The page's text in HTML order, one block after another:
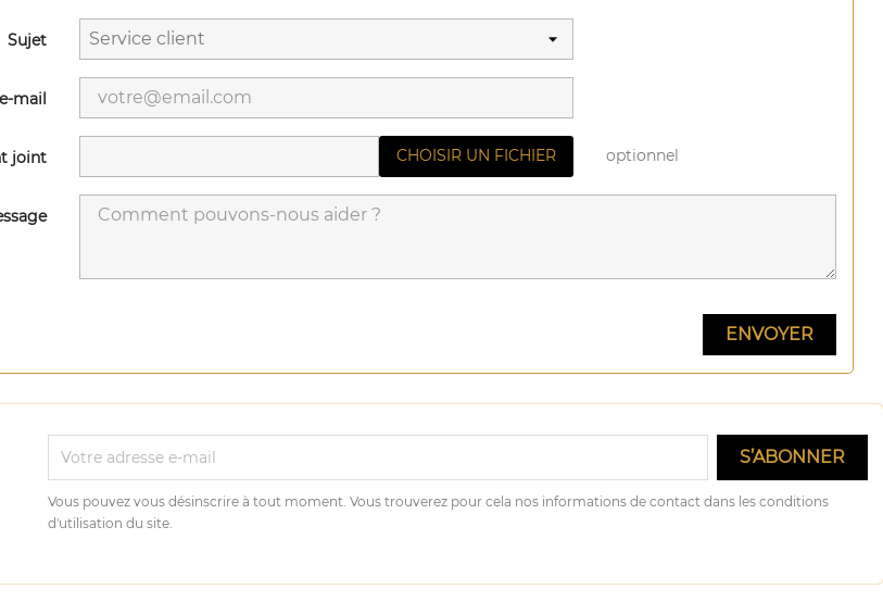
Sujet
mail
joint CHOISIR UN FICHIER optionnel
Vous pouvez vous désinscrire à tout moment. Vous trouverez pour cela nos informations de contact dans les conditions
d'utilisation du site.